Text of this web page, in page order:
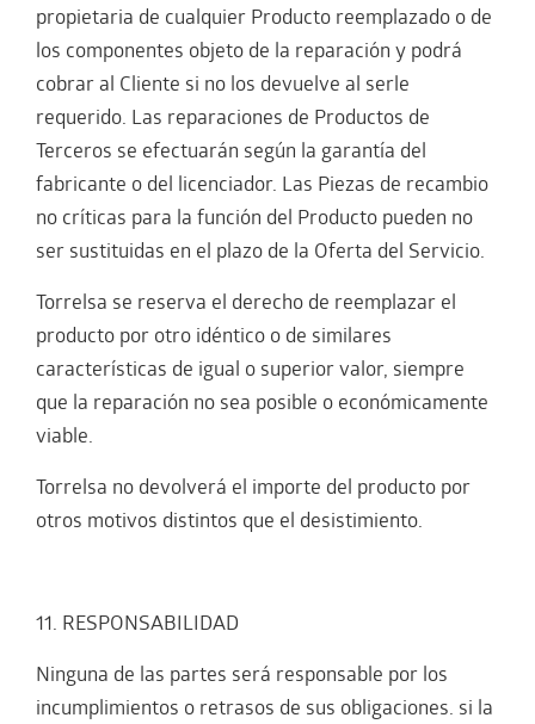
propietaria de cualquier Producto reemplazado o de
los componentes objeto de la reparación y podrá
cobrar al Cliente si no los devuelve al serle
requerido. Las reparaciones de Productos de
Terceros se efectuarán según la garantía del
fabricante o del licenciador. Las Piezas de recambio
no críticas para la función del Producto pueden no
ser sustituidas en el plazo de la Oferta del Servicio.
Torrelsa se reserva el derecho de reemplazar el
producto por otro idéntico o de similares
características de igual o superior valor, siempre
que la reparación no sea posible o económicamente
viable.
Torrelsa no devolverá el importe del producto por
otros motivos distintos que el desistimiento.
11. RESPONSABILIDAD
Ninguna de las partes será responsable por los
incumplimientos o retrasos de sus obligaciones. si la